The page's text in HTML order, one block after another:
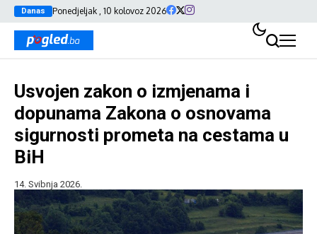
Danas Ponedjeljak , 10 kolovoz 2026
Usvojen zakon o izmjenama i
dopunama Zakona o osnovama
sigurnosti prometa na cestama u
BiH
14. Svibnja 2026.